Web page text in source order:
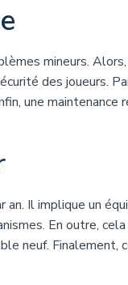
mineurs.
des joueurs.
une
Il implique un
En outre,
neuf.